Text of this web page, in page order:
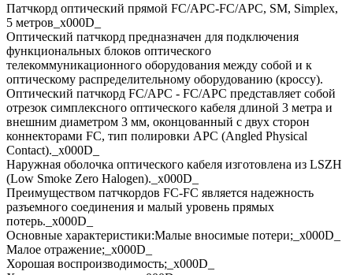
Патчкорд оптический прямой FC/APC-FC/APC, SM, Simplex,
5 метров_x000D_
Оптический патчкорд предназначен для подключения
функциональных блоков оптического
телекоммуникационного оборудования между собой и к
оптическому распределительному оборудованию (кроссу).
Оптический патчкорд FC/APC - FC/APC представляет собой
отрезок симплексного оптического кабеля длиной 3 метра и
внешним диаметром 3 мм, оконцованный с двух сторон
коннекторами FC, тип полировки APC (Angled Physical
Contact)._x000D_
Наружная оболочка оптического кабеля изготовлена из LSZH
(Low Smoke Zero Halogen)._x000D_
Преимуществом патчкордов FC-FC является надежность
разъемного соединения и малый уровень прямых
потерь._x000D_
Основные характеристики:Малые вносимые потери;_x000D_
Малое отражение;_x000D_
Хорошая воспроизводимость;_x000D_